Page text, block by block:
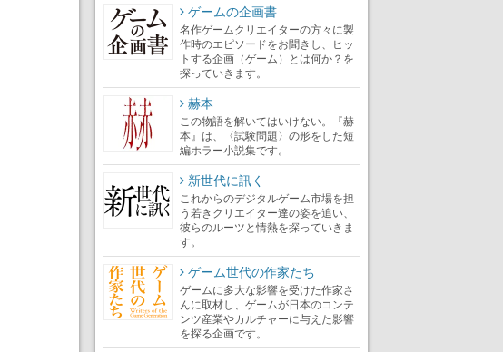
ゲームの企画書
名作ゲームクリエイターの方々に製
作時のエピソードをお聞きし、ヒッ
トする企画（ゲーム）とは何か？を
探っていきます。
赫本
この物語を解いてはいけない。『赫
本』は、〈試験問題〉の形をした短
編ホラー小説集です。
新世代に訊く
これからのデジタルゲーム市場を担
う若きクリエイター達の姿を追い、
彼らのルーツと情熱を探っていきま
す。
ゲーム世代の作家たち
ゲームに多大な影響を受けた作家さ
んに取材し、ゲームが日本のコンテ
ンツ産業やカルチャーに与えた影響
を探る企画です。